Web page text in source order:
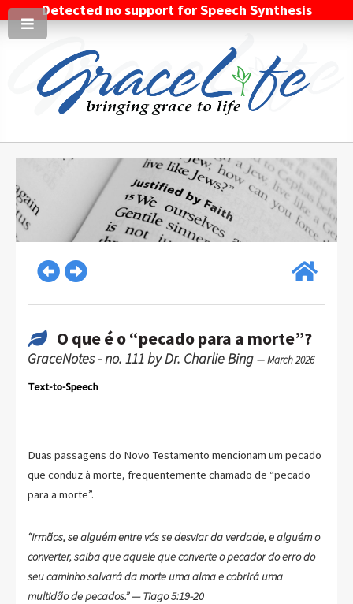
Detected no support for Speech Synthesis
O que é o “pecado para a morte”?
GraceNotes - no. 111 by Dr. Charlie Bing —March 2026
Duas passagens do Novo Testamento mencionam um pecado
que conduz à morte, frequentemente chamado de “pecado
para a morte”.
“Irmãos, se alguém entre vós se desviar da verdade, e alguém o
converter, saiba que aquele que converte o pecador do erro do
seu caminho salvará da morte uma alma e cobrirá uma
multidão de pecados.” — Tiago 5:19-20